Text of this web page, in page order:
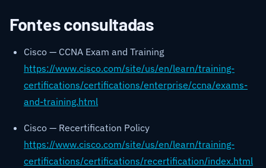
Fontes consultadas
Cisco — CCNA Exam and Training
https://www.cisco.com/site/us/en/learn/training-
certifications/certifications/enterprise/ccna/exams-
and-training.html
Cisco — Recertification Policy
https://www.cisco.com/site/us/en/learn/training-
certifications/certifications/recertification/index.html